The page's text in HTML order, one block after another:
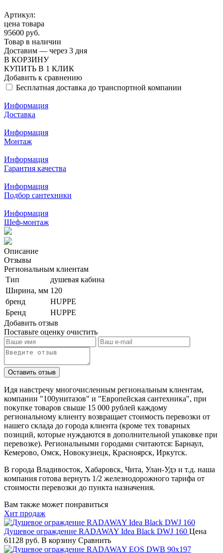
Артикул:
цена товара
95600 руб.
Товар в наличии
Доставим — через 3 дня
В КОРЗИНУ
КУПИТЬ В 1 КЛИК
Добавить к сравнению
Бесплатная доставка до транспортной компании
Информация
Доставка
Информация
Монтаж
Информация
Гарантия качества
Информация
Подбор сантехники
Информация
Шеф-монтаж
Описание
Отзывы
Региональным клиентам
Тип
душевая кабина
Ширина, мм 120
бренд
HUPPE
Бренд
HUPPE
Добавить отзыв
Поставьте оценку очистить
Идя навстречу многочисленным региональным клиентам,
компании "100унитазов" и "Европейская сантехника", при
покупке товаров свыше 15 000 рублей каждому
региональному клиенту возвращает стоимость перевозки от
нашего склада до города клиента (кроме тех товарных
позиций, которые нуждаются в дополнительной упаковке при
перевозке). Региональными городами считаются: Барнаул,
Кемерово, Омск, Новокузнецк, Красноярск, Иркутск.
В города Владивосток, Хабаровск, Чита, Улан-Удэ и т.д. наша
компания готова вернуть 1/2 железнодорожного тарифа от
стоимости перевозки до пункта назначения.
Вам также может понравиться
Хит продаж
Душевое ограждение RADAWAY Idea Black DWJ 160 Цена
61128 руб. В корзину Сравнить